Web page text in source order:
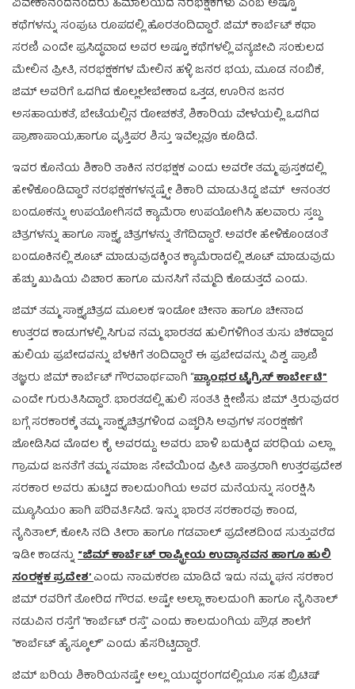
ಕಥೆಗಳನ್ನು ಸಂಪುಟ ರೂಪದಲ್ಲಿ ಹೊರತಂದಿದ್ದಾರೆ. ಜಿಮ್ ಕಾರ್ಬೆಟ್ ಕಥಾ
ಸರಣಿ ಎಂದೇ ಪ್ರಸಿದ್ಧವಾದ ಅವರ ಅಷ್ಟೂ ಕಥೆಗಳಲ್ಲಿ ವನ್ಯಜೀವಿ ಸಂಕುಲದ
ಮೇಲಿನ ಪ್ರೀತಿ, ನರಭಕ್ಷಕಗಳ ಮೇಲಿನ ಹಳ್ಳಿ ಜನರ ಭಯ, ಮೂಡ ನಂಬಿಕೆ,
ಜಿಮ್ ಅವರಿಗೆ ಒದಗಿದ ಕೊಲ್ಲಲೇಬೇಕಾದ ಒತ್ತಡ, ಊರಿನ ಜನರ
ಅಸಹಾಯಕತೆ, ಬೇಟೆಯಲ್ಲಿನ ರೋಚಕತೆ, ಶಿಕಾರಿಯ ವೇಳೆಯಲ್ಲಿ ಒದಗಿದ
ಪ್ರಾಣಾಪಾಯ,ಹಾಗೂ ವೃತ್ತಿಪರ ಶಿಸ್ತು ಇವೆಲ್ಲವೂ ಕೂಡಿದೆ.
ಇವರ ಕೊನೆಯ ಶಿಕಾರಿ ತಾಕಿನ ನರಭಕ್ಷಕ ಎಂದು ಅವರೇ ತಮ್ಮ ಪುಸ್ತಕದಲ್ಲಿ
ಹೇಳಿಕೊಂಡಿದ್ದಾರೆ ನರಭಕ್ಷಕಗಳನ್ನಷ್ಟ್ಟೇ ಶಿಕಾರಿ ಮಾಡುತಿದ್ದ ಜಿಮ್ ಆನಂತರ
ಬಂದೂಕನ್ನು ಉಪಯೋಗಿಸದೆ ಕ್ಯಾಮೆರಾ ಉಪಯೋಗಿಸಿ ಹಲವಾರು ಸ್ತಬ್ದ
ಚಿತ್ರಗಳನ್ನು ಹಾಗೂ ಸಾಕ್ಷ್ಯ ಚಿತ್ರಗಳನ್ನು ತೆಗೆದಿದ್ದಾರೆ. ಅವರೇ ಹೇಳಿಕೊಂಡಂತೆ
ಬಂದೂಕಿನಲ್ಲಿ ಶೂಟ್ ಮಾಡುವುದಕ್ಕಿಂತ ಕ್ಯಾಮೆರಾದಲ್ಲಿ ಶೂಟ್ ಮಾಡುವುದು
ಹೆಚ್ಚು ಖುಷಿಯ ವಿಚಾರ ಹಾಗೂ ಮನಸಿಗೆ ನೆಮ್ಮದಿ ಕೊಡುತ್ತದೆ ಎಂದು.
ಜಿಮ್ ತಮ್ಮ ಸಾಕ್ಷ್ಯಚಿತ್ರದ ಮೂಲಕ ಇಂಡೋ ಚೀನಾ ಹಾಗೂ ಚೀನಾದ
ಉತ್ತರದ ಕಾಡುಗಳಲ್ಲಿ ಸಿಗುವ ನಮ್ಮ ಭಾರತದ ಹುಲಿಗಳಿಗಿಂತ ತುಸು ಚಿಕದ್ದಾದ
ಹುಲಿಯ ಪ್ರಬೇದವನ್ನು ಬೆಳಕಿಗೆ ತಂದಿದ್ದಾರೆ ಈ ಪ್ರಬೇದವನ್ನು ವಿಶ್ವ ಪ್ರಾಣಿ
ತಜ್ಞರು ಜಿಮ್ ಕಾರ್ಬೆಟ್ ಗೌರವಾರ್ಥವಾಗಿ “ಪ್ಯಾಂಥರಟೈಗ್ರಿಸ್ಕಾರ್ಬೇಟಿ”
ಎಂದೇ ಗುರುತಿಸಿದ್ದಾರೆ. ಭಾರತದಲ್ಲಿ ಹುಲಿ ಸಂತತಿ ಕ್ಷೀಣಿಸು ಜಿಮ್ ತ್ತಿರುವುದರ
ಬಗ್ಗೆ ಸರಕಾರಕ್ಕೆ ತಮ್ಮ ಸಾಕ್ಷ್ಯಚಿತ್ರಗಳಿಂದ ಎಚ್ಚರಿಸಿ ಅವುಗಳ ಸಂರಕ್ಷಣೆಗೆ
ಜೋಡಿಸಿದ ಮೊದಲ ಕೈ ಅವರದ್ದು. ಅವರು ಬಾಳಿ ಬದುಕ್ಕಿದ ಪರಧಿಯ ಎಲ್ಲಾ
ಗ್ರಾಮದ ಜನತೆಗೆ ತಮ್ಮ ಸಮಾಜ ಸೇವೆಯಿಂದ ಪ್ರೀತಿ ಪಾತ್ರರಾಗಿ ಉತ್ತರಪ್ರದೇಶ
ಸರಕಾರ ಅವರು ಹುಟ್ಟಿದ ಕಾಲದುಂಗಿಯ ಅವರ ಮನೆಯನ್ನು ಸಂರಕ್ಷಿಸಿ
ಮ್ಯೂಸಿಯಂ ಹಾಗಿ ಪರಿವರ್ತಿಸಿದೆ. ಇನ್ನು ಭಾರತ ಸರಕಾರವು ಕಾಂದ,
ನೈನಿತಾಲ್, ಕೋಸಿ ನದಿ ತೀರಾ ಹಾಗೂ ಗಡವಾಲ್ ಪ್ರದೇಶದಿಂದ ಸುತ್ತುವರೆದ
ಇಡೀ ಕಾಡನ್ನು“ಜಿಮ್ಕಾರ್ಬೆಟ್ರಾಷ್ಟ್ರೀಯಉದ್ಯಾನವನಹಾಗೂಹುಲಿ
ಸಂರಕ್ಷಕಪ್ರದೇಶ’ಎಂದು ನಾಮಕರಣ ಮಾಡಿದೆ ಇದು ನಮ್ಮ ಘನ ಸರಕಾರ
ಜಿಮ್ ರವರಿಗೆ ತೋರಿದ ಗೌರವ. ಅಷ್ಟೇ ಅಲ್ಲಾ ಕಾಲದುಂಗಿ ಹಾಗೂ ನೈನಿತಾಲ್
ನಡುವಿನ ರಸ್ತೆಗೆ “ಕಾರ್ಬೆಟ್ ರಸ್ತೆ” ಎಂದು ಕಾಲದುಂಗಿಯ ಪ್ರೌಢ ಶಾಲೆಗೆ
“ಕಾರ್ಬೆಟ್ ಹೈಸ್ಕೂಲ್” ಎಂದು ಹೆಸರಿಟ್ಟಿದ್ದಾರೆ.
ಜಿಮ್ ಬರಿಯ ಶಿಕಾರಿಯನಷ್ಟೇ ಅಲ್ಲ ಯುದ್ಧರಂಗದಲ್ಲಿಯೂ ಸಹ ಬ್ರಿಟಿಷ್